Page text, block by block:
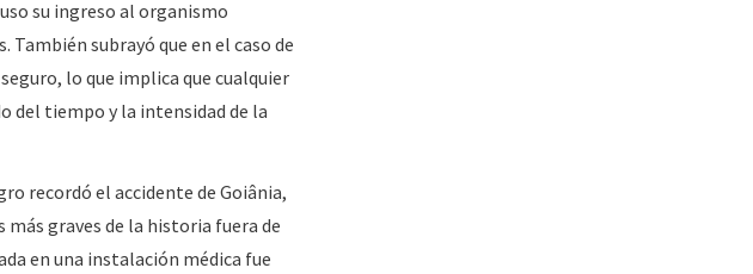
su ingreso al organismo
subrayó que en el caso de
lo que implica que cualquier
del tiempo y la intensidad de la
recordó el accidente de Goiânia,
graves de la historia fuera de
en una instalación médica fue